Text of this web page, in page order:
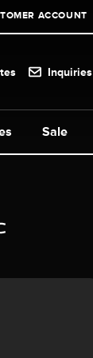
ACCOUNT
Inquiries
Sale